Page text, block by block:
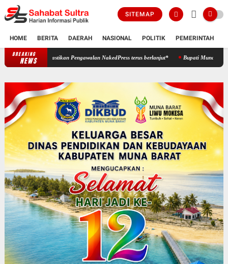
SITEMAP
HOME BERITA DAERAH NASIONAL POLITIK PEMERINTAH
BREAKING
NEWS ‎*Desak Disnakerstrans DKI Jakarta, JARNAS HUDLI Pastikan